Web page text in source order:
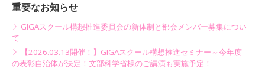
重要なお知らせ
GIGAスクール構想推進委員会の新体制と部会メンバー募集につい
て
【2026.03.13開催！】GIGAスクール構想推進セミナー～今年度
の表彰自治体が決定！文部科学省様のご講演も実施予定！